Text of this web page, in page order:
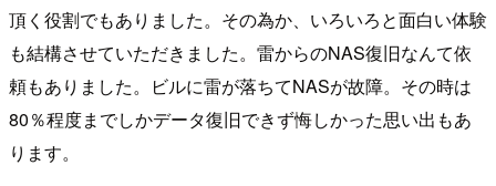
頂く役割でもありました。その為か、いろいろと面白い体験
も結構させていただきました。雷からのNAS復旧なんて依
頼もありました。ビルに雷が落ちてNASが故障。その時は
80％程度までしかデータ復旧できず悔しかった思い出もあ
ります。